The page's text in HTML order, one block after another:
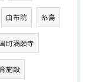
由布院 糸島
町満願寺
施設